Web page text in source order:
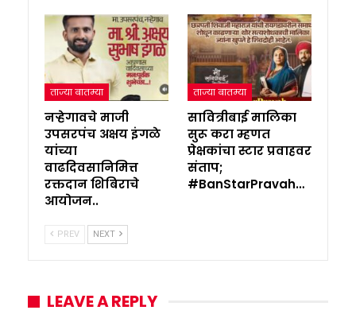
ताज्या बातम्या
नऱ्हेगावचे माजी
उपसरपंच अक्षय इंगळे
यांच्या
वाढदिवसानिमित्त
रक्तदान शिबिराचे
आयोजन..
ताज्या बातम्या
सावित्रीबाई मालिका
सुरू करा म्हणत
प्रेक्षकांचा स्टार प्रवाहवर
संताप;
#BanStarPravah…
PREV NEXT
LEAVE A REPLY